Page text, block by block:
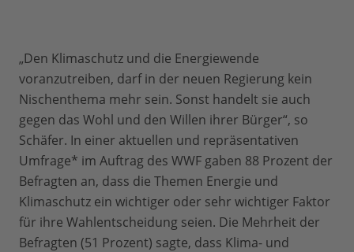
„Den Klimaschutz und die Energiewende
voranzutreiben, darf in der neuen Regierung kein
Nischenthema mehr sein. Sonst handelt sie auch
gegen das Wohl und den Willen ihrer Bürger“, so
Schäfer. In einer aktuellen und repräsentativen
Umfrage* im Auftrag des WWF gaben 88 Prozent der
Befragten an, dass die Themen Energie und
Klimaschutz ein wichtiger oder sehr wichtiger Faktor
für ihre Wahlentscheidung seien. Die Mehrheit der
Befragten (51 Prozent) sagte, dass Klima- und